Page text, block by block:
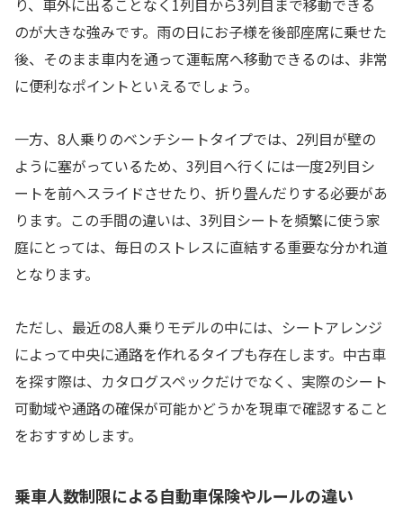
り、車外に出ることなく1列目から3列目まで移動できる
のが大きな強みです。雨の日にお子様を後部座席に乗せた
後、そのまま車内を通って運転席へ移動できるのは、非常
に便利なポイントといえるでしょう。
一方、8人乗りのベンチシートタイプでは、2列目が壁の
ように塞がっているため、3列目へ行くには一度2列目シ
ートを前へスライドさせたり、折り畳んだりする必要があ
ります。この手間の違いは、3列目シートを頻繁に使う家
庭にとっては、毎日のストレスに直結する重要な分かれ道
となります。
ただし、最近の8人乗りモデルの中には、シートアレンジ
によって中央に通路を作れるタイプも存在します。中古車
を探す際は、カタログスペックだけでなく、実際のシート
可動域や通路の確保が可能かどうかを現車で確認すること
をおすすめします。
乗車人数制限による自動車保険やルールの違い